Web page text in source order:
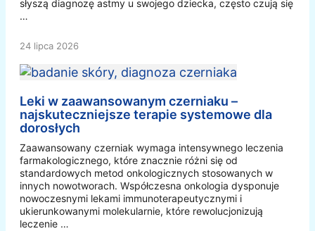
słyszą diagnozę astmy u swojego dziecka, często czują się
…
24 lipca 2026
Leki w zaawansowanym czerniaku –
najskuteczniejsze terapie systemowe dla
dorosłych
Zaawansowany czerniak wymaga intensywnego leczenia
farmakologicznego, które znacznie różni się od
standardowych metod onkologicznych stosowanych w
innych nowotworach. Współczesna onkologia dysponuje
nowoczesnymi lekami immunoterapeutycznymi i
ukierunkowanymi molekularnie, które rewolucjonizują
leczenie …